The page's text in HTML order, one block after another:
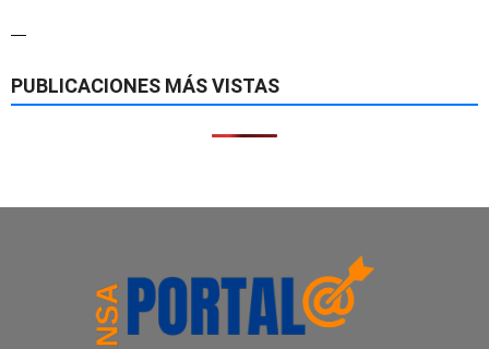
—
PUBLICACIONES MÁS VISTAS